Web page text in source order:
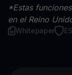
*Estas
en el Reino
Whitepaper